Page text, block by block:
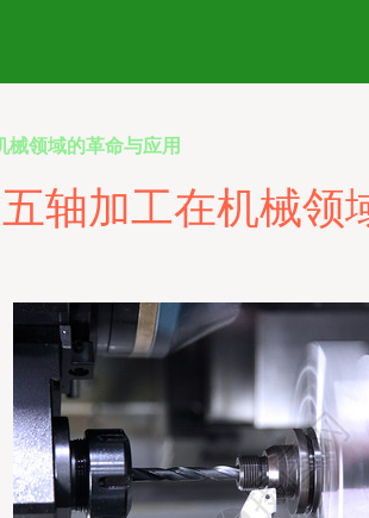
械领域的革命与应用
轴加工在机械领